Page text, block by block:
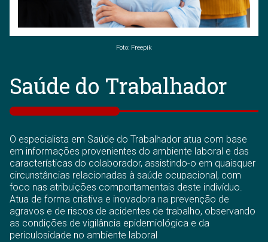
Foto: Freepik
Saúde do Trabalhador
O especialista em Saúde do Trabalhador atua com base
em informações provenientes do ambiente laboral e das
características do colaborador, assistindo-o em quaisquer
circunstâncias relacionadas à saúde ocupacional, com
foco nas atribuições comportamentais deste indivíduo.
Atua de forma criativa e inovadora na prevenção de
agravos e de riscos de acidentes de trabalho, observando
as condições de vigilância epidemiológica e da
periculosidade no ambiente laboral